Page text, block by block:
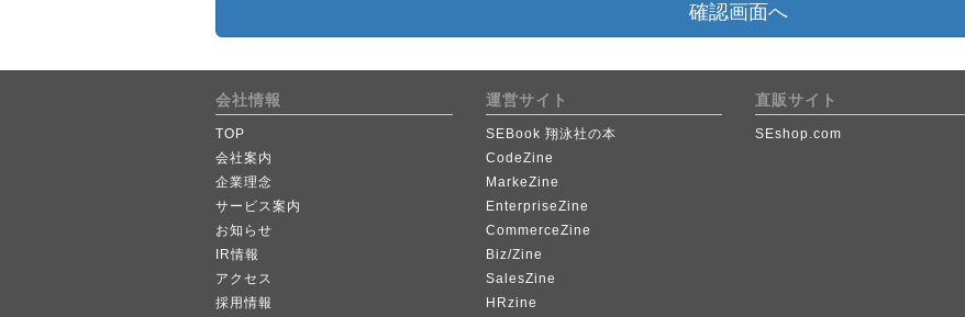
確認画面へ
会社情報
TOP
会社案内
企業理念
サービス案内
お知らせ
IR情報
アクセス
採用情報
運営サイト
SEBook 翔泳社の本
CodeZine
MarkeZine
EnterpriseZine
CommerceZine
Biz/Zine
SalesZine
HRzine
直販サイト
SEshop.com